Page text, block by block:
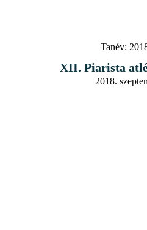
Tanév:
XII. Piarista
2018.